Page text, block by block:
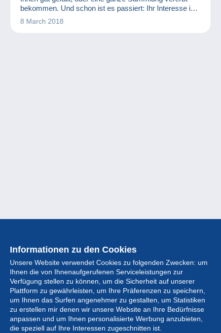
bekommen. Und schon ist es passiert: Ihr Interesse ist
geweckt und Sie vom Sammlervirus befallen... Von
8 March 2018
Informationen zu den Cookies
Unsere Website verwendet Cookies zu folgenden Zwecken: um
Ihnen die von Ihnenaufgerufenen Serviceleistungen zur
Verfügung stellen zu können, um die Sicherheit auf unserer
Plattform zu gewährleisten, um Ihre Präferenzen zu speichern,
um Ihnen das Surfen angenehmer zu gestalten, um Statistiken
zu erstellen mir denen wir unsere Website an Ihre Bedürfnisse
anpassen und um Ihnen personalisierte Werbung anzubieten,
die speziell auf Ihre Interessen zugeschnitten ist.
Sammlung